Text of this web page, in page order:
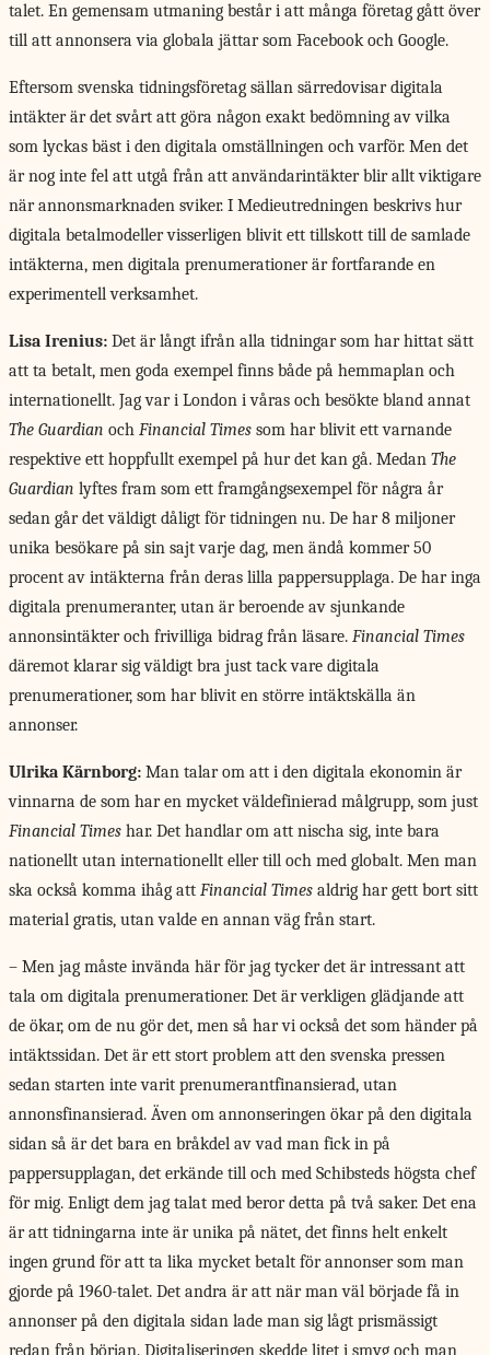
talet. En gemensam utmaning består i att många företag gått över
till att annonsera via globala jättar som Facebook och Google.
Eftersom svenska tidningsföretag sällan särredovisar digitala
intäkter är det svårt att göra någon exakt bedömning av vilka
som lyckas bäst i den digitala omställningen och varför. Men det
är nog inte fel att utgå från att användarintäkter blir allt viktigare
när annonsmarknaden sviker. I Medieutredningen beskrivs hur
digitala betalmodeller visserligen blivit ett tillskott till de samlade
intäkterna, men digitala prenumerationer är fortfarande en
experimentell verksamhet.
Lisa Irenius: Det är långt ifrån alla tidningar som har hittat sätt
att ta betalt, men goda exempel finns både på hemmaplan och
internationellt. Jag var i London i våras och besökte bland annat
The Guardian och Financial Times som har blivit ett varnande
respektive ett hoppfullt exempel på hur det kan gå. Medan The
Guardian lyftes fram som ett framgångsexempel för några år
sedan går det väldigt dåligt för tidningen nu. De har 8 miljoner
unika besökare på sin sajt varje dag, men ändå kommer 50
procent av intäkterna från deras lilla pappersupplaga. De har inga
digitala prenumeranter, utan är beroende av sjunkande
annonsintäkter och frivilliga bidrag från läsare. Financial Times
däremot klarar sig väldigt bra just tack vare digitala
prenumerationer, som har blivit en större intäktskälla än
annonser.
Ulrika Kärnborg: Man talar om att i den digitala ekonomin är
vinnarna de som har en mycket väldefinierad målgrupp, som just
Financial Times har. Det handlar om att nischa sig, inte bara
nationellt utan internationellt eller till och med globalt. Men man
ska också komma ihåg att Financial Times aldrig har gett bort sitt
material gratis, utan valde en annan väg från start.
– Men jag måste invända här för jag tycker det är intressant att
tala om digitala prenumerationer. Det är verkligen glädjande att
de ökar, om de nu gör det, men så har vi också det som händer på
intäktssidan. Det är ett stort problem att den svenska pressen
sedan starten inte varit prenumerantfinansierad, utan
annonsfinansierad. Även om annonseringen ökar på den digitala
sidan så är det bara en bråkdel av vad man fick in på
pappersupplagan, det erkände till och med Schibsteds högsta chef
för mig. Enligt dem jag talat med beror detta på två saker. Det ena
är att tidningarna inte är unika på nätet, det finns helt enkelt
ingen grund för att ta lika mycket betalt för annonser som man
gjorde på 1960-talet. Det andra är att när man väl började få in
annonser på den digitala sidan lade man sig lågt prismässigt
redan från början. Digitaliseringen skedde litet i smyg och man